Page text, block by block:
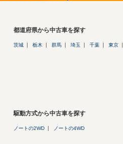
都道府県から中古車を探す
茨城 栃木 群馬 埼玉 千葉 東京
駆動方式から中古車を探す
ノートの2WD ノートの4WD